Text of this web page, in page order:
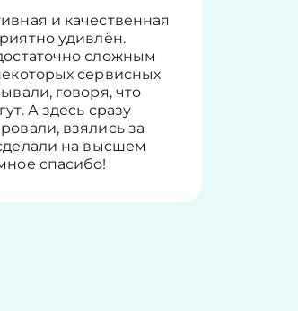
и качественная
удивлён.
сложным
сервисных
говоря, что
А здесь сразу
взялись за
на высшем
спасибо!